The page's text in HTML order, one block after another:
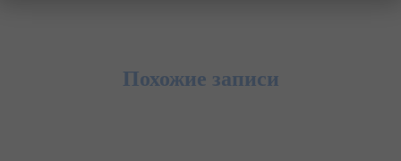
Похожие записи